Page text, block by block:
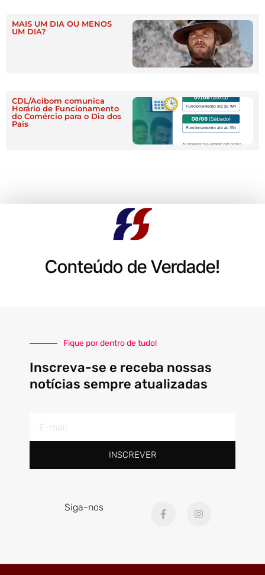
MAIS UM DIA OU MENOS
UM DIA?
CDL/Acibom comunica
Horário de Funcionamento
do Comércio para o Dia dos
Pais
Conteúdo de Verdade!
Fique por dentro de tudo!
Inscreva-se e receba nossas
notícias sempre atualizadas
mail
INSCREVER
Siga-nos
a
o
n
r